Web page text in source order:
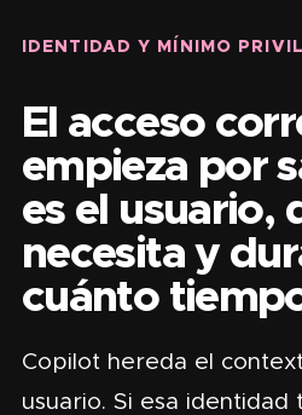
IDENTIDAD Y MÍNIMO
El acceso
empieza por
es el usuario,
necesita y
cuánto
Copilot hereda el
usuario. Si esa identidad